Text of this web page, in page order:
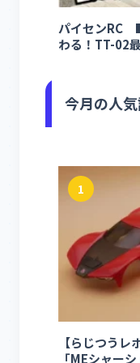
パイセンRC
わる！TT-02
今月の人
1
【らじつう
「MEシャー